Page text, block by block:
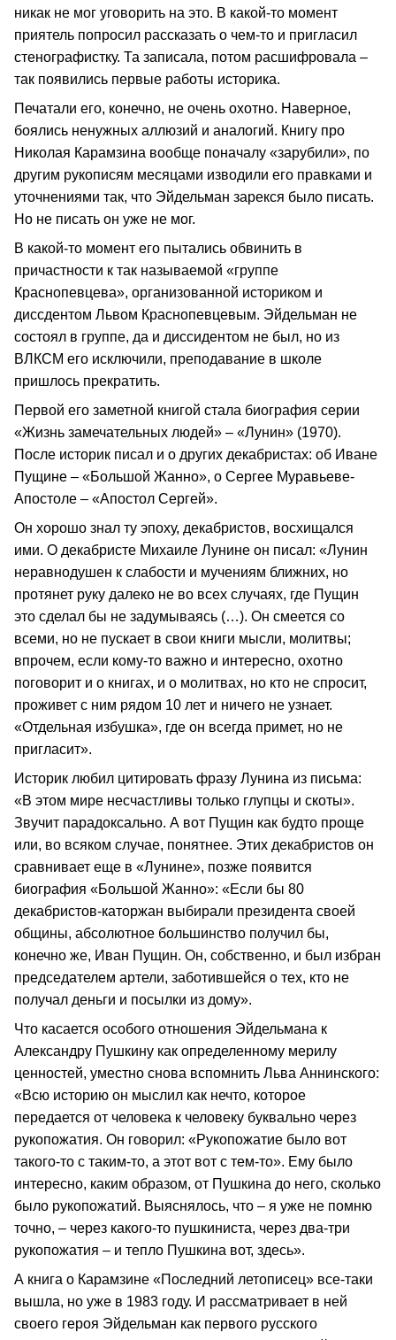
никак не мог уговорить на это. В какой-то момент
приятель попросил рассказать о чем-то и пригласил
стенографистку. Та записала, потом расшифровала –
так появились первые работы историка.
Печатали его, конечно, не очень охотно. Наверное,
боялись ненужных аллюзий и аналогий. Книгу про
Николая Карамзина вообще поначалу «зарубили», по
другим рукописям месяцами изводили его правками и
уточнениями так, что Эйдельман зарекся было писать.
Но не писать он уже не мог.
В какой-то момент его пытались обвинить в
причастности к так называемой «группе
Краснопевцева», организованной историком и
диссдентом Львом Краснопевцевым. Эйдельман не
состоял в группе, да и диссидентом не был, но из
ВЛКСМ его исключили, преподавание в школе
пришлось прекратить.
Первой его заметной книгой стала биография серии
«Жизнь замечательных людей» – «Лунин» (1970).
После историк писал и о других декабристах: об Иване
Пущине – «Большой Жанно», о Сергее Муравьеве-
Апостоле – «Апостол Сергей».
Он хорошо знал ту эпоху, декабристов, восхищался
ими. О декабристе Михаиле Лунине он писал: «Лунин
неравнодушен к слабости и мучениям ближних, но
протянет руку далеко не во всех случаях, где Пущин
это сделал бы не задумываясь (…). Он смеется со
всеми, но не пускает в свои книги мысли, молитвы;
впрочем, если кому-то важно и интересно, охотно
поговорит и о книгах, и о молитвах, но кто не спросит,
проживет с ним рядом 10 лет и ничего не узнает.
«Отдельная избушка», где он всегда примет, но не
пригласит».
Историк любил цитировать фразу Лунина из письма:
«В этом мире несчастливы только глупцы и скоты».
Звучит парадоксально. А вот Пущин как будто проще
или, во всяком случае, понятнее. Этих декабристов он
сравнивает еще в «Лунине», позже появится
биография «Большой Жанно»: «Если бы 80
декабристов-каторжан выбирали президента своей
общины, абсолютное большинство получил бы,
конечно же, Иван Пущин. Он, собственно, и был избран
председателем артели, заботившейся о тех, кто не
получал деньги и посылки из дому».
Что касается особого отношения Эйдельмана к
Александру Пушкину как определенному мерилу
ценностей, уместно снова вспомнить Льва Аннинского:
«Всю историю он мыслил как нечто, которое
передается от человека к человеку буквально через
рукопожатия. Он говорил: «Рукопожатие было вот
такого-то с таким-то, а этот вот с тем-то». Ему было
интересно, каким образом, от Пушкина до него, сколько
было рукопожатий. Выяснялось, что – я уже не помню
точно, – через какого-то пушкиниста, через два-три
рукопожатия – и тепло Пушкина вот, здесь».
А книга о Карамзине «Последний летописец» все-таки
вышла, но уже в 1983 году. И рассматривает в ней
своего героя Эйдельман как первого русского